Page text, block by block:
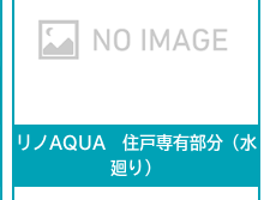
リノAQUA 住戸専有部分（水
廻り）